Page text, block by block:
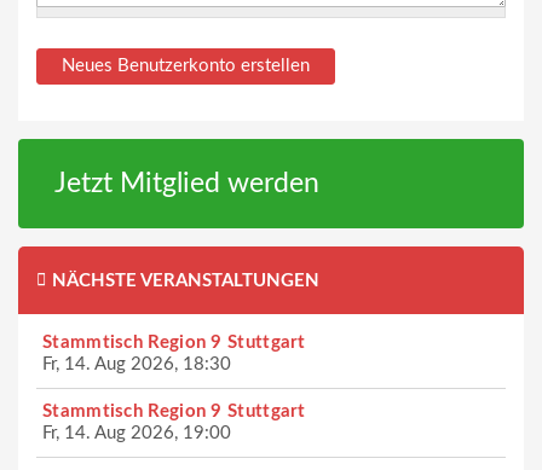
Jetzt Mitglied werden
NÄCHSTE VERANSTALTUNGEN
Stammtisch Region 9 Stuttgart
Fr, 14. Aug 2026, 18:30
Stammtisch Region 9 Stuttgart
Fr, 14. Aug 2026, 19:00